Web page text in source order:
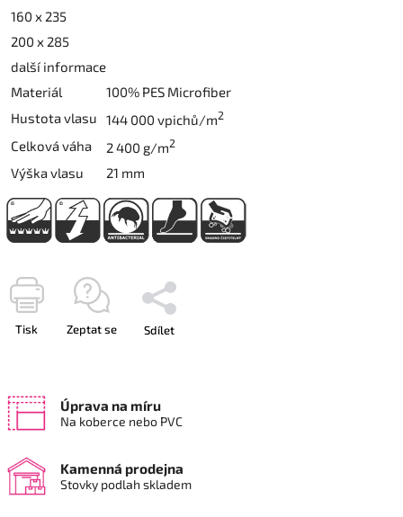
160 x 235
200 x 285
další informace
Materiál
100% PES Microfiber
Hustota vlasu
144 000 vpichů/m2
Celková váha 2 400 g/m2
Výška vlasu 21 mm
Tisk Zeptat se Sdílet
Úprava na míru
Na koberce nebo PVC
Kamenná prodejna
Stovky podlah skladem